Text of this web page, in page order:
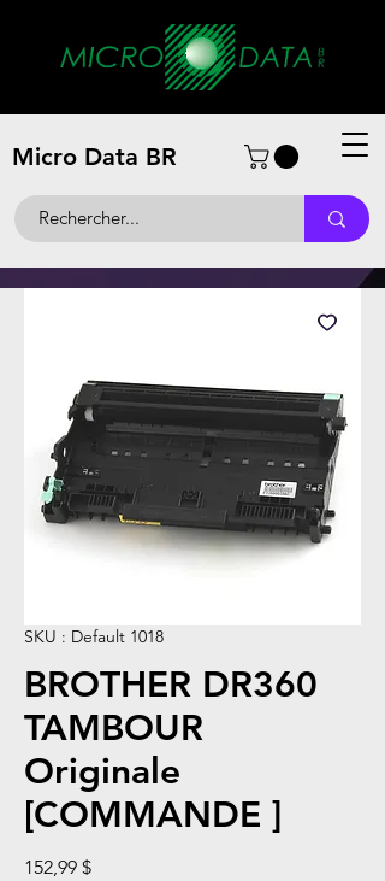
Micro Data BR
SKU : Default 1018
BROTHER DR360
TAMBOUR
Originale
[COMMANDE ]
152,99 $Prix